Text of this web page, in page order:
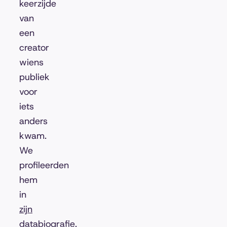
keerzijde
van
een
creator
wiens
publiek
voor
iets
anders
kwam.
We
profileerden
hem
in
zijn
databiografie.